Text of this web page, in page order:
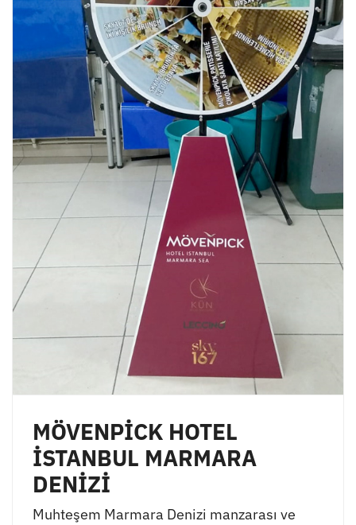
MÖVENPİCK HOTEL
İSTANBUL MARMARA
DENİZİ
Muhteşem Marmara Denizi manzarası ve